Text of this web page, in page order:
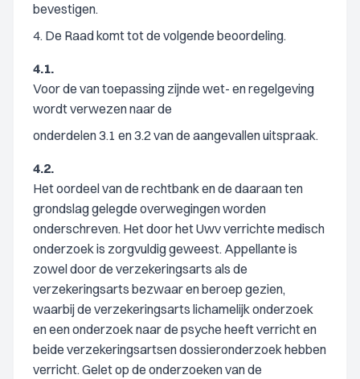
bevestigen.
4. De Raad komt tot de volgende beoordeling.
4.1.
Voor de van toepassing zijnde wet- en regelgeving
wordt verwezen naar de
onderdelen 3.1 en 3.2 van de aangevallen uitspraak.
4.2.
Het oordeel van de rechtbank en de daaraan ten
grondslag gelegde overwegingen worden
onderschreven. Het door het Uwv verrichte medisch
onderzoek is zorgvuldig geweest. Appellante is
zowel door de verzekeringsarts als de
verzekeringsarts bezwaar en beroep gezien,
waarbij de verzekeringsarts lichamelijk onderzoek
en een onderzoek naar de psyche heeft verricht en
beide verzekeringsartsen dossieronderzoek hebben
verricht. Gelet op de onderzoeken van de